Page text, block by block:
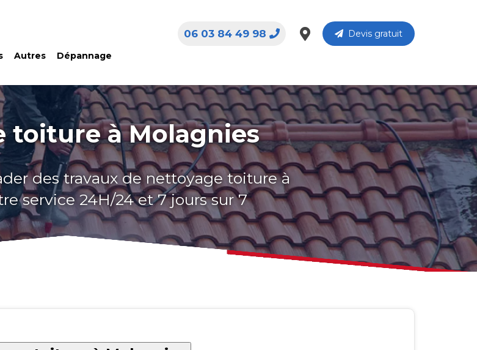
Autres Dépannage
Devis gratuit
06 03 84 49 98
toiture à Molagnies
des travaux de nettoyage toiture à
service 24H/24 et 7 jours sur 7